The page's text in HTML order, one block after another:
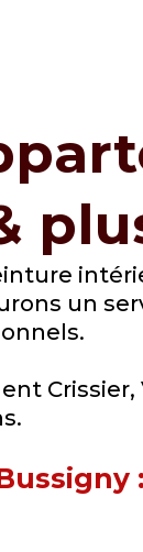
un
Crissier,
: